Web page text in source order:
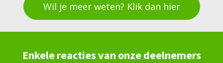
Wil je meer weten? Klik dan hier
Enkele reacties van onze deelnemers